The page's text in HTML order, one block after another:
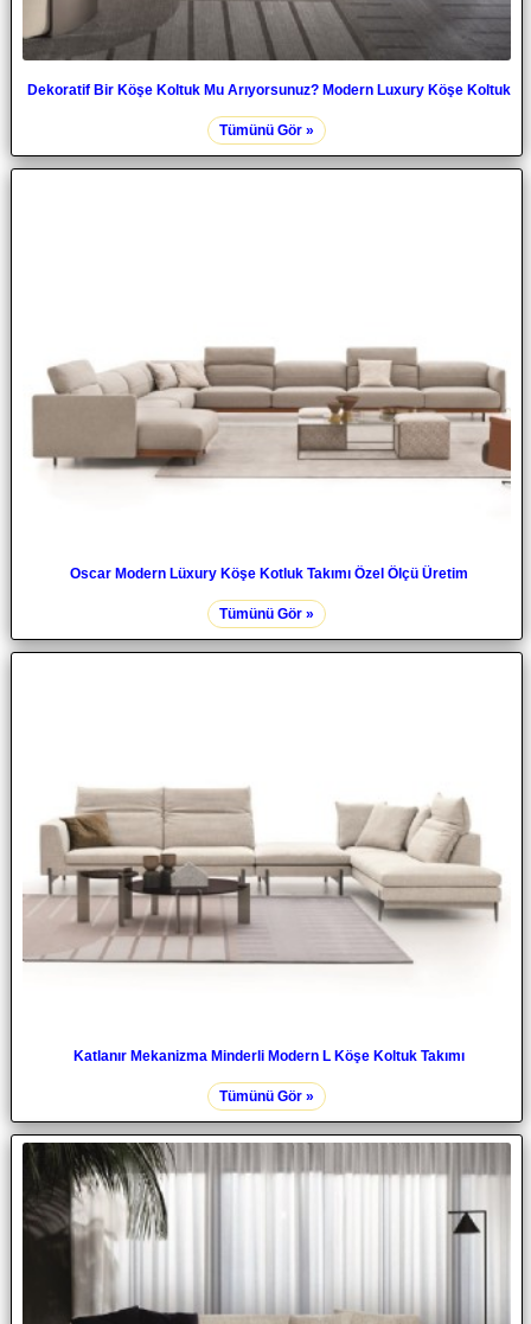
Dekoratif Bir Köşe Koltuk Mu Arıyorsunuz? Modern Luxury Köşe Koltuk
Tümünü Gör »
Oscar Modern Lüxury Köşe Kotluk Takımı Özel Ölçü Üretim
Tümünü Gör »
Katlanır Mekanizma Minderli Modern L Köşe Koltuk Takımı
Tümünü Gör »